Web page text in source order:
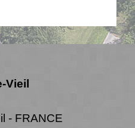
Vieil
- FRANCE